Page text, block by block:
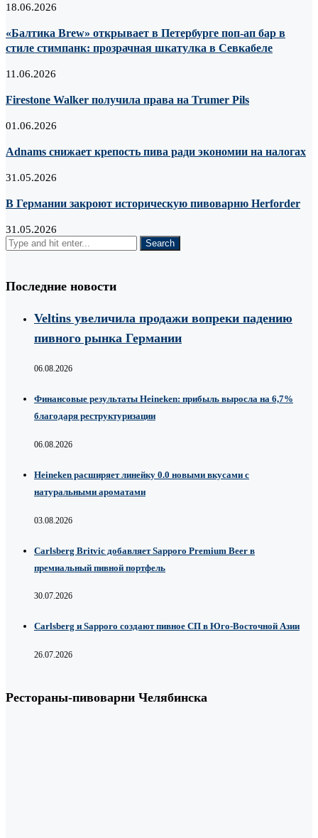
18.06.2026
«Балтика Brew» открывает в Петербурге поп-ап бар в
стиле стимпанк: прозрачная шкатулка в Севкабеле
11.06.2026
Firestone Walker получила права на Trumer Pils
01.06.2026
Adnams снижает крепость пива ради экономии на налогах
31.05.2026
В Германии закроют историческую пивоварню Herforder
31.05.2026
Последние новости
Veltins увеличила продажи вопреки падению
пивного рынка Германии
06.08.2026
Финансовые результаты Heineken: прибыль выросла на 6,7%
благодаря реструктуризации
06.08.2026
Heineken расширяет линейку 0.0 новыми вкусами с
натуральными ароматами
03.08.2026
Carlsberg Britvic добавляет Sapporo Premium Beer в
премиальный пивной портфель
30.07.2026
Carlsberg и Sapporo создают пивное СП в Юго-Восточной Азии
26.07.2026
Рестораны-пивоварни Челябинска